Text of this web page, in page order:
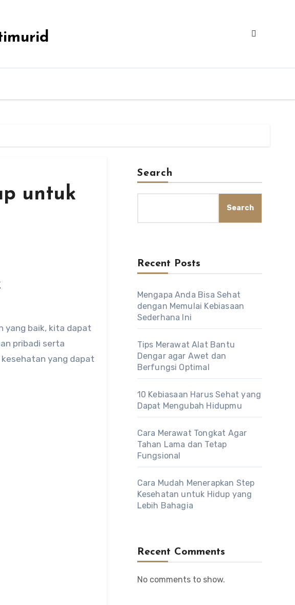
untuk
pribadi serta
yang dapat
Search
Search
Recent Posts
Mengapa Anda Bisa Sehat
dengan Memulai Kebiasaan
Sederhana Ini
Tips Merawat Alat Bantu
Dengar agar Awet dan
Berfungsi Optimal
10 Kebiasaan Harus Sehat yang
Dapat Mengubah Hidupmu
Cara Merawat Tongkat Agar
Tahan Lama dan Tetap
Fungsional
Cara Mudah Menerapkan Step
Kesehatan untuk Hidup yang
Lebih Bahagia
Recent Comments
No comments to show.